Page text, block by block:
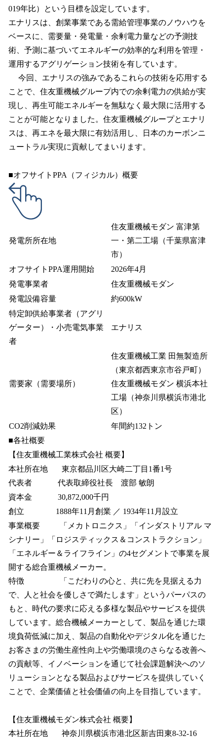
019年比）という目標を設定しています。
エナリスは、創業事業である需給管理事業のノウハウを
ベースに、需要量・発電量・余剰電力量などの予測技
術、予測に基づいてエネルギーの効率的な利用を管理・
運用するアグリゲーション技術を有しています。
今回、エナリスの強みであるこれらの技術を応用する
ことで、住友重機械グループ内での余剰電力の供給が実
現し、再生可能エネルギーを無駄なく最大限に活用する
ことが可能となりました。住友重機械グループとエナリ
スは、再エネを最大限に有効活用し、日本のカーボンニ
ュートラル実現に貢献してまいります。
■オフサイトPPA（フィジカル）概要
発電所所在地
住友重機械モダン 富津第
一・第二工場（千葉県富津
市）
オフサイトPPA運用開始
2026年4月
発電事業者
住友重機械モダン
発電設備容量
約600kW
特定卸供給事業者（アグリ
ゲーター）・小売電気事業
者
エナリス
需要家（需要場所）
住友重機械工業 田無製造所
（東京都西東京市谷戸町）
住友重機械モダン 横浜本社
工場（神奈川県横浜市港北
区）
CO2削減効果
年間約132トン
■各社概要
【住友重機械工業株式会社 概要】
本社所在地 東京都品川区大崎二丁目1番1号
代表者 代表取締役社長 渡部 敏朗
資本金 30,872,000千円
創立 1888年11月創業 ／ 1934年11月設立
事業概要 「メカトロニクス」「インダストリアル マ
シナリー」「ロジスティックス＆コンストラクション」
「エネルギー＆ライフライン」の4セグメントで事業を展
開する総合重機械メーカー。
特徴 「こだわりの心と、共に先を見据える力
で、人と社会を優しさで満たします」というパーパスの
もと、時代の要求に応える多様な製品やサービスを提供
しています。総合機械メーカーとして、製品を通じた環
境負荷低減に加え、製品の自動化やデジタル化を通じた
お客さまの労働生産性向上や労働環境のさらなる改善へ
の貢献等、イノベーションを通じて社会課題解決へのソ
リューションとなる製品およびサービスを提供していく
ことで、企業価値と社会価値の向上を目指しています。
【住友重機械モダン株式会社 概要】
本社所在地 神奈川県横浜市港北区新吉田東8-32-16